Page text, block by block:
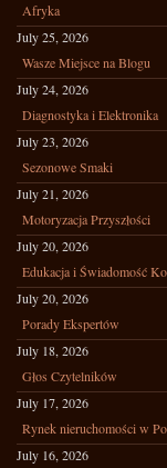
Afryka
July 25, 2026
Wasze Miejsce na Blogu
July 24, 2026
Diagnostyka i Elektronika
July 23, 2026
Sezonowe Smaki
July 21, 2026
Motoryzacja Przyszłości
July 20, 2026
Edukacja i Świadomość
July 20, 2026
Porady Ekspertów
July 18, 2026
Głos Czytelników
July 17, 2026
Rynek nieruchomości w
July 16, 2026